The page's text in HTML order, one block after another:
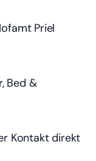
Priel
Bed &
Kontakt direkt